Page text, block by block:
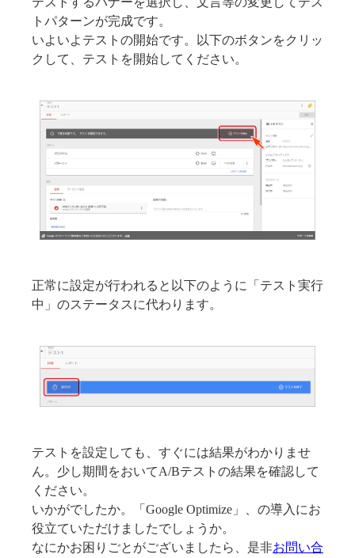
トパターンが完成です。
いよいよテストの開始です。以下のボタンをクリッ
クして、テストを開始してください。
正常に設定が行われると以下のように「テスト実行
中」のステータスに代わります。
テストを設定しても、すぐには結果がわかりませ
ん。少し期間をおいてA/Bテストの結果を確認して
ください。
いかがでしたか。「Google Optimize」、の導入にお
役立ていただけましたでしょうか。
なにかお困りごとがございましたら、是非お問い合